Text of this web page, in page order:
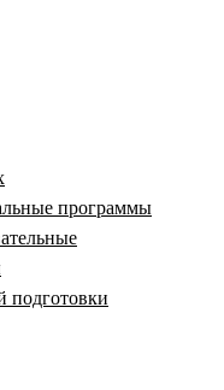
программы
подготовки